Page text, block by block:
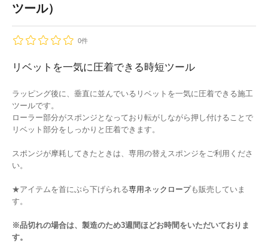
ツール）
0件
リベットを一気に圧着できる時短ツール
ラッピング後に、垂直に並んでいるリベットを一気に圧着できる施工
ツールです。
ローラー部分がスポンジとなっており転がしながら押し付けることで
リベット部分をしっかりと圧着できます。
スポンジが摩耗してきたときは、専用の替えスポンジをご利用くださ
い。
★アイテムを首にぶら下げられる専用ネックロープも販売していま
す。
※品切れの場合は、製造のため3週間ほどお時間をいただいておりま
す。